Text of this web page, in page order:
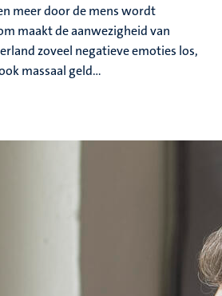
meer door de mens wordt
maakt de aanwezigheid van
zoveel negatieve emoties los,
massaal geld...